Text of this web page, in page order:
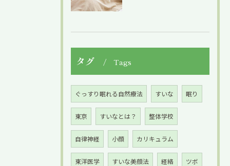
タグ Tags
ぐっすり眠れる自然療法 すいな 眠り
東京 すいなとは？ 整体学校
自律神経 小顔 カリキュラム
東洋医学 すいな美顔法 経絡 ツボ